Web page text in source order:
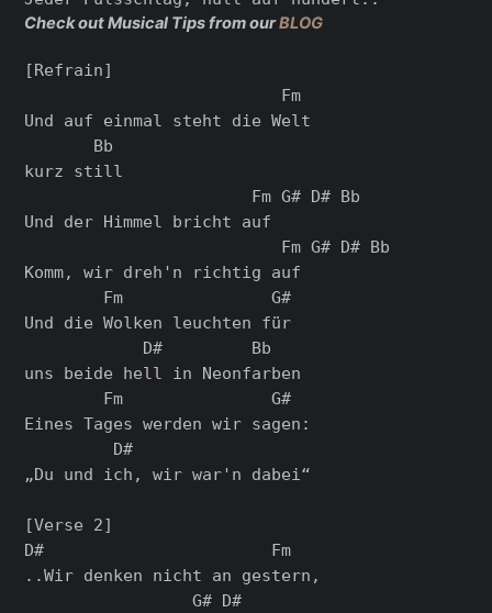
Check out Musical Tips from ourBLOG
[Refrain]
                          Fm
Und auf einmal steht die Welt
       Bb
kurz still
                       Fm G# D# Bb
Und der Himmel bricht auf
                          Fm G# D# Bb
Komm, wir dreh'n richtig auf
        Fm               G#
Und die Wolken leuchten für
            D#         Bb
uns beide hell in Neonfarben
        Fm               G#
Eines Tages werden wir sagen:
         D#
„Du und ich, wir war'n dabei“
[Verse 2]
D#                       Fm
..Wir denken nicht an gestern,
                 G# D#